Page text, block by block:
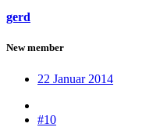
gerd
New member
22 Januar 2014
#10